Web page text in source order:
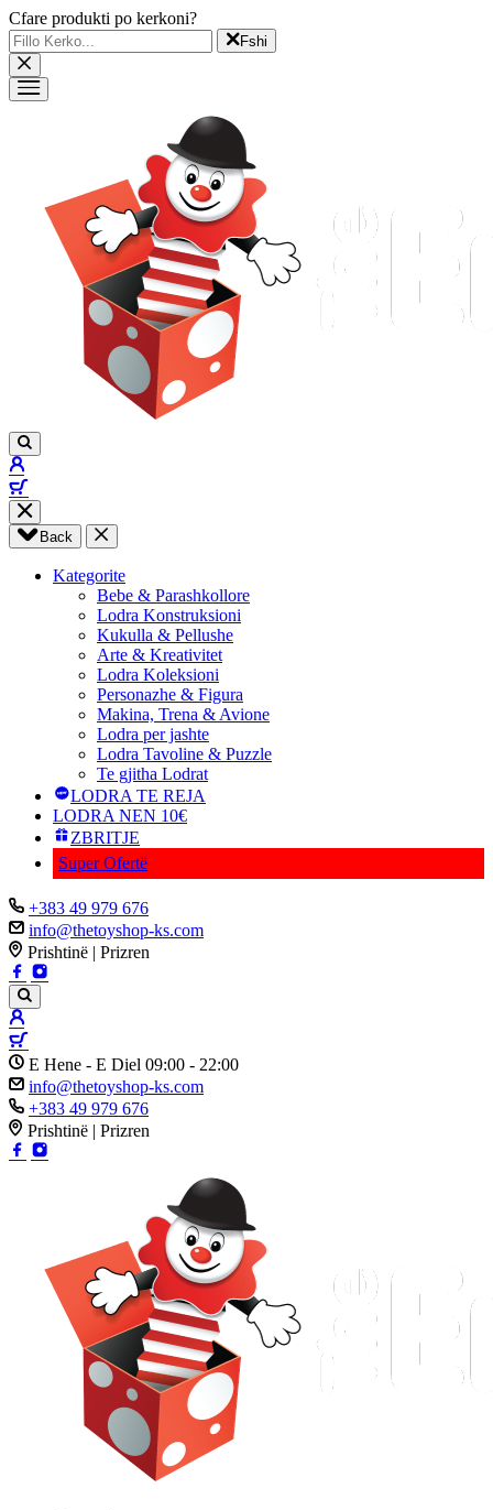
Cfare produkti po kerkoni?
Fshi
Back
Kategorite
Bebe & Parashkollore
Lodra Konstruksioni
Kukulla & Pellushe
Arte & Kreativitet
Lodra Koleksioni
Personazhe & Figura
Makina, Trena & Avione
Lodra per jashte
Lodra Tavoline & Puzzle
Te gjitha Lodrat
LODRA TE REJA
LODRA NEN 10€
ZBRITJE
Super Ofertë
+383 49 979 676
info@thetoyshop-ks.com
Prishtinë | Prizren
E Hene - E Diel 09:00 - 22:00
info@thetoyshop-ks.com
+383 49 979 676
Prishtinë | Prizren